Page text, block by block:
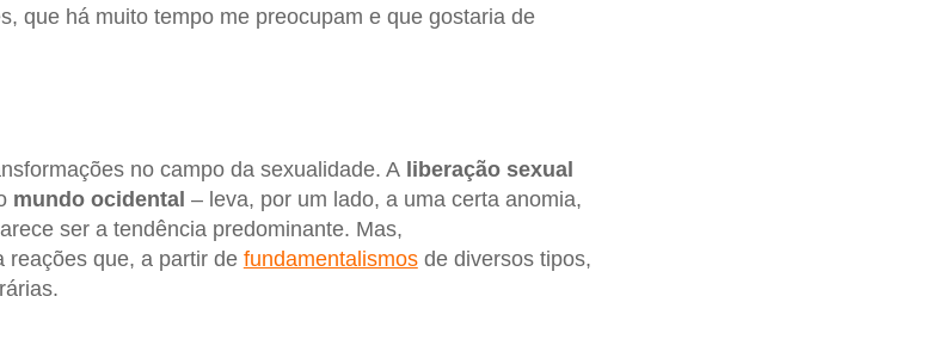
que há muito tempo me preocupam e que gostaria de
no campo da sexualidade. Aliberação sexual
mundo ocidental – leva, por um lado, a uma certa anomia,
ser a tendência predominante. Mas,
reações que, a partir de fundamentalismosde diversos tipos,